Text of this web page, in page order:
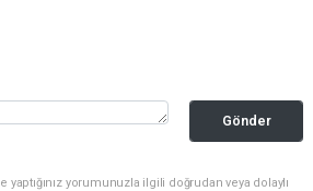
Gönder
yorumunuzla ilgili doğrudan veya dolaylı